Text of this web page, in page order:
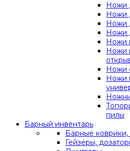
Ножи
Ножи
Ножи
Ножи
Ножи
Ножи
Ножи
Ножи
пилы
Барный инвентарь
Барные коврики,
Гейзеры,